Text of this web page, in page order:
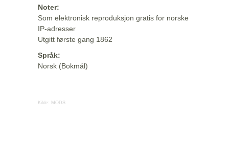
Noter:
Som elektronisk reproduksjon gratis for norske
IP-adresser
Utgitt første gang 1862
Språk:
Norsk (Bokmål)
Kilde: MODS